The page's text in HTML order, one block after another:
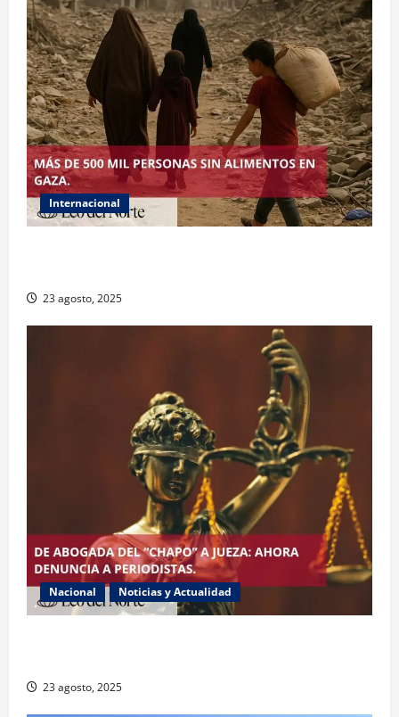
Internacional
23 agosto, 2025
Nacional Noticias y Actualidad
23 agosto, 2025